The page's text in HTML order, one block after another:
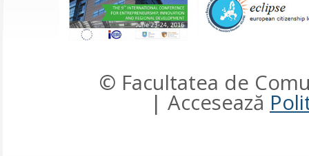
© Facultatea de
| Accesează